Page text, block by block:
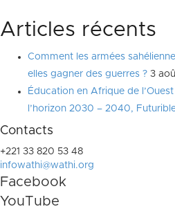
Articles récents
Comment les armées
elles gagner des guerres ? 3
Éducation en Afrique de
l’horizon 2030 – 2040,
Contacts
+221 33 820 53 48
infowathi@wathi.org
Facebook
YouTube